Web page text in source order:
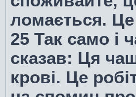
ломається.
25 Так само і
сказав: Ця
крові. Це